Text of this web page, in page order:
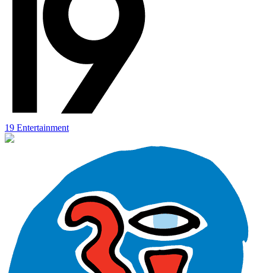
19 Entertainment